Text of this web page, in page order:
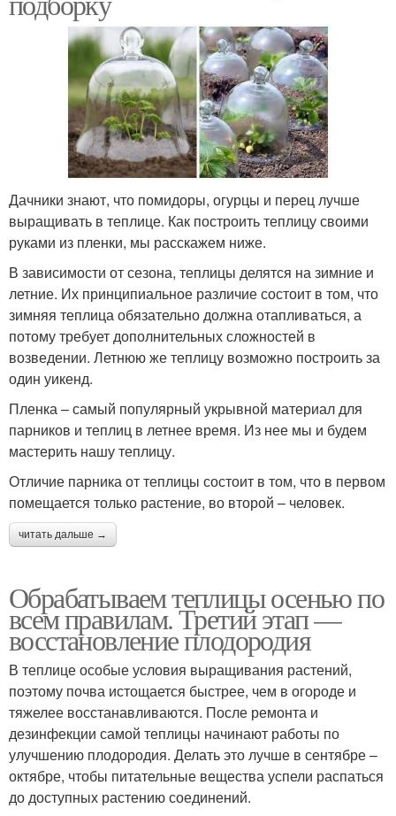
Дачники знают, что помидоры, огурцы и перец лучше
выращивать в теплице. Как построить теплицу своими
руками из пленки, мы расскажем ниже.
В зависимости от сезона, теплицы делятся на зимние и
летние. Их принципиальное различие состоит в том, что
зимняя теплица обязательно должна отапливаться, а
потому требует дополнительных сложностей в
возведении. Летнюю же теплицу возможно построить за
один уикенд.
Пленка – самый популярный укрывной материал для
парников и теплиц в летнее время. Из нее мы и будем
мастерить нашу теплицу.
Отличие парника от теплицы состоит в том, что в первом
помещается только растение, во второй – человек.
читать дальше →
Обрабатываем теплицы осенью по
всем правилам. Третий этап —
восстановление плодородия
В теплице особые условия выращивания растений,
поэтому почва истощается быстрее, чем в огороде и
тяжелее восстанавливаются. После ремонта и
дезинфекции самой теплицы начинают работы по
улучшению плодородия. Делать это лучше в сентябре –
октябре, чтобы питательные вещества успели распаться
до доступных растению соединений.